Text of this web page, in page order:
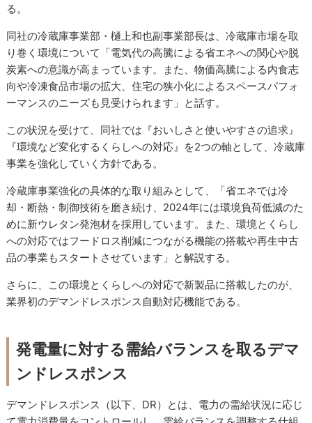
る。
同社の冷蔵庫事業部・樋上和也副事業部長は、冷蔵庫市場を取
り巻く環境について「電気代の高騰による省エネへの関心や脱
炭素への意識が高まっています。また、物価高騰による内食志
向や冷凍食品市場の拡大、住宅の狭小化によるスペースパフォ
ーマンスのニーズも見受けられます」と話す。
この状況を受けて、同社では『おいしさと使いやすさの追求』
『環境など変化するくらしへの対応』を2つの軸として、冷蔵庫
事業を強化していく方針である。
冷蔵庫事業強化の具体的な取り組みとして、「省エネでは冷
却・断熱・制御技術を磨き続け、2024年には環境負荷低減のた
めに新ウレタン発泡材を採用しています。また、環境とくらし
への対応ではフードロス削減につながる機能の搭載や再生中古
品の事業もスタートさせています」と解説する。
さらに、この環境とくらしへの対応で新製品に搭載したのが、
業界初のデマンドレスポンス自動対応機能である。
発電量に対する需給バランスを取るデマ
ンドレスポンス
デマンドレスポンス（以下、DR）とは、電力の需給状況に応じ